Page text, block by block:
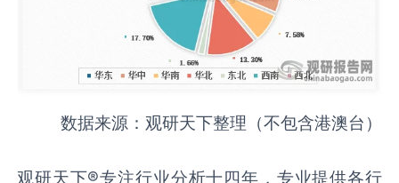
数据来源：观研天下整理（不包含港澳台）
观研天下®专注行业分析十四年，专业提供各行